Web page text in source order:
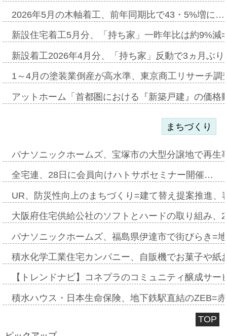
2026年5月の木軸着工、前年同期比で43・5%増に…
新設住宅着工5月分、「持ち家」一昨年比は約9%
新設着工2026年4月分、「持ち家」反動で3ヵ月ぶ
1～4月の塗装業倒産が高水準、東京商工リサーチ
アットホーム「首都圏における『新築戸建』の価
まちづくり
パナソニックホームズ、宝塚市の大型分譲地で再
全宅連、28日に会員向けハトサポセミナー開催…
UR、防災性向上のまちづくり=建て替え提案推進
大阪府住宅供給公社のソフトとハードの取り組み
パナソニックホームズ、福島県伊達市で街びらき=
積水化学工業住宅カンパニー、自販機でお菓子や
【トレンドナビ】コネプラのコミュニティ醸成サ
積水ハウス・日本生命保険、地下鉄駅直結のZEB=
TOP